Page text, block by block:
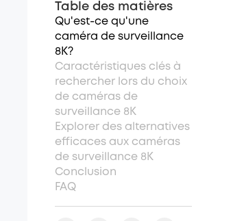
Table des matières
Qu'est-ce qu'une
caméra de surveillance
8K?
Caractéristiques clés à
rechercher lors du choix
de caméras de
surveillance 8K
Explorer des alternatives
efficaces aux caméras
de surveillance 8K
Conclusion
FAQ